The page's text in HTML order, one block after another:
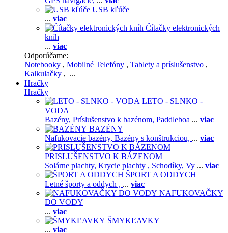
USB kľúče
... viac
Čítačky elektronických
kníh
... viac
Odporúčame:
Notebooky , Mobilné Telefóny , Tablety a príslušenstvo ,
Kalkulačky , ...
Hračky
Hračky
LETO - SLNKO -
VODA
Bazény, Príslušenstvo k bazénom, Paddleboa ... viac
BAZÉNY
Nafukovacie bazény, Bazény s konštrukciou, ... viac
PRISLUŠENSTVO K BÁZENOM
Solárne plachty, Krycie plachty , Schodíky, Vy ... viac
ŠPORT A ODDYCH
Letné športy a oddych , ... viac
NAFUKOVAČKY
DO VODY
... viac
ŠMYKĽAVKY
... viac